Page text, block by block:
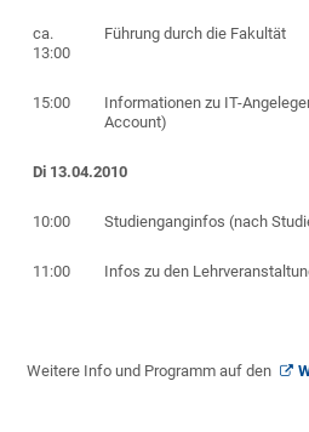
ca.
13:00
Führung durch die Fakultät
15:00
Informationen zu IT-
Account)
Di 13.04.2010
10:00 Studienganginfos (nach
11:00 Infos zu den
Weitere Info und Programm auf den